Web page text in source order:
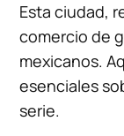
Esta ciudad,
comercio de
mexicanos.
esenciales
serie.